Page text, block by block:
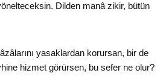
Dilden manâ zikir, bütün
yasaklardan korursan, bir de
hizmet görürsen, bu sefer ne olur?